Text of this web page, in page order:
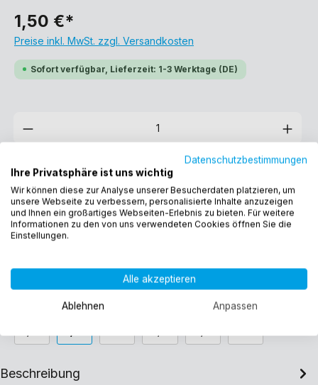
1,50 €*
Preise inkl. MwSt. zzgl. Versandkosten
Sofort verfügbar, Lieferzeit: 1-3 Werktage (DE)
In den Warenkorb
Produktnummer:13200
4260323013200
Weitere Auswahlmöglichkeiten:
Beschreibung
Datenschutzbestimmungen
Ihre Privatsphäre ist uns wichtig
Wir können diese zur Analyse unserer Besucherdaten platzieren, um
unsere Webseite zu verbessern, personalisierte Inhalte anzuzeigen
und Ihnen ein großartiges Webseiten-Erlebnis zu bieten. Für weitere
Informationen zu den von uns verwendeten Cookies öffnen Sie die
Einstellungen.
Alle akzeptieren
Ablehnen Anpassen